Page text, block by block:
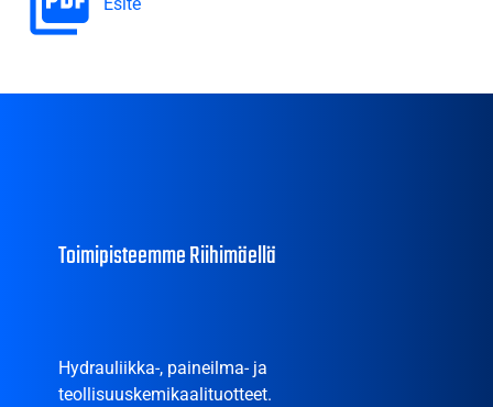
Toimipisteemme Riihimäellä
Hydrauliikka-, paineilma- ja
teollisuuskemikaalituotteet.